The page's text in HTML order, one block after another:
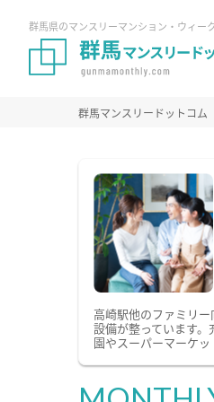
群馬県のマンスリーマンション・ウィー
群馬マンスリードットコム
高崎駅他のファミリ
設備が整っています
園やスーパーマーケッ